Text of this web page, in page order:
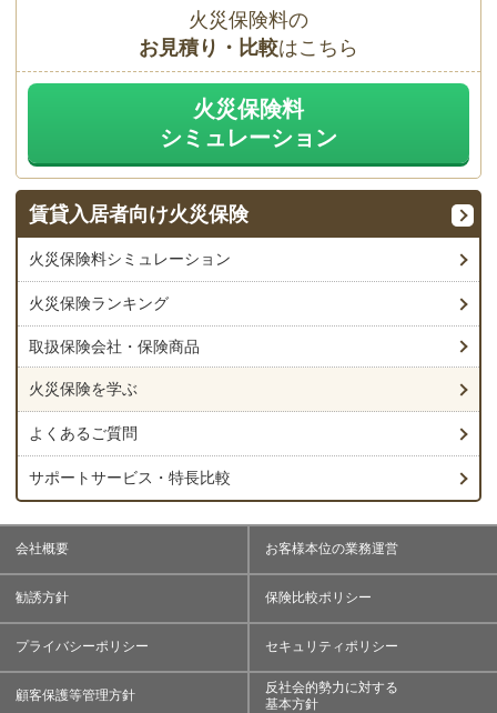
水災
台風、暴風雨、豪雨等による洪水・融雪洪水・高潮・雨による土砂
崩れや落石などが原因の損害額が再調達価額の30％以上となった
場合または床上浸水もしくは地盤面から45cmを超える浸水を被っ
た結果、家財が損害を受けた場合補償されます。
保険会社やプランによって、支払い条件が異なる場合があります。
事故例
借家修理費用のみ
保険契約者、被保険者またはこれらの方の法定代理人の重大な
過失または法令違反によって生じた損害
借用住宅に対する加工・修理・調整の作業中における、作業上
借用住宅の主要構造部や借用住宅居住者の共同利用部分に生じ
た損害
記名被保険者の配偶者
記名被保険者またはその配偶者の別居の未婚の子
上記以外の記名被保険者の同居人
の親権者、その他の法定の監督義務者および監督義務者
に代わって責任無能力者を監督する方。(その責任無能力
者に関する事故に限る)
支払われる保険金
損害賠償金の額から、申込書記載の自己負担額(免責金
額)を差引いた額
損害賠償責任の解決について、保険会社の同意を得て支
出した訴訟、裁判上の和解等に要した費用（1.とは別に
お支払い）
事故例
入居者Ａさんが、自戸室に設置している洗濯機のホースが外れ
水漏れしていることに気が付かず、階下のＢさんが住む戸室の
天井や壁を汚損し、電化製品等の家財を損壊させてしまった。
ＢさんはＡさんに対し、清掃費用や家財の再購入費用などの損
火災保険料の
お見積り・比較はこちら
火災保険料
シミュレーション
賃貸入居者向け火災保険
火災保険料シミュレーション
火災保険ランキング
取扱保険会社・保険商品
火災保険を学ぶ
よくあるご質問
サポートサービス・特長比較
会社概要 お客様本位の業務運営
勧誘方針 保険比較ポリシー
プライバシーポリシー セキュリティポリシー
顧客保護等管理方針
反社会的勢力に対する
基本方針